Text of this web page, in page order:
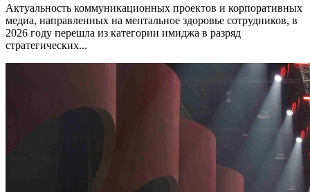
Актуальность коммуникационных проектов и корпоративных
медиа, направленных на ментальное здоровье сотрудников, в
2026 году перешла из категории имиджа в разряд
стратегических...